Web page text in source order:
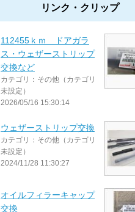
リンク・クリップ
112455ｋｍ ドアガラ
ス・ウェザーストリップ
交換など
カテゴリ：その他（カテゴリ
未設定）
2026/05/16 15:30:14
ウェザーストリップ交換
カテゴリ：その他（カテゴリ
未設定）
2024/11/28 11:30:27
オイルフィラーキャップ
交換